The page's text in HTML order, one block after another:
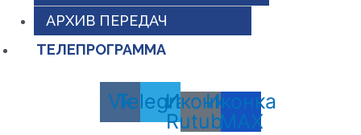
АРХИВ ПЕРЕДАЧ
ТЕЛЕПРОГРАММА
Vk
Telegram
Иконка
Rutube
Иконка
MAX